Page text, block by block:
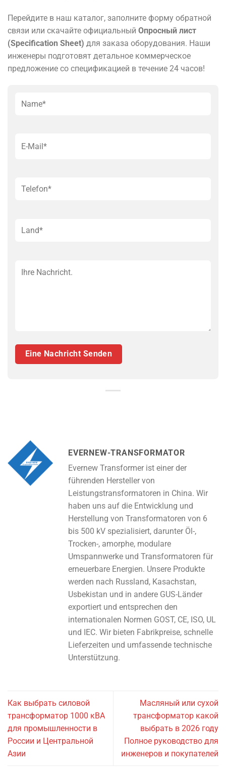
Перейдите в наш каталог, заполните форму обратной
связи или скачайте официальный Опросный лист
(Specification Sheet) для заказа оборудования. Наши
инженеры подготовят детальное коммерческое
предложение со спецификацией в течение 24 часов!
EVERNEW-TRANSFORMATOR
Evernew Transformer ist einer der
führenden Hersteller von
Leistungstransformatoren in China. Wir
haben uns auf die Entwicklung und
Herstellung von Transformatoren von 6
bis 500 kV spezialisiert, darunter Öl-,
Trocken-, amorphe, modulare
Umspannwerke und Transformatoren für
erneuerbare Energien. Unsere Produkte
werden nach Russland, Kasachstan,
Usbekistan und in andere GUS-Länder
exportiert und entsprechen den
internationalen Normen GOST, CE, ISO, UL
und IEC. Wir bieten Fabrikpreise, schnelle
Lieferzeiten und umfassende technische
Unterstützung.
Как выбрать силовой
трансформатор 1000 кВА
для промышленности в
России и Центральной
Азии
Масляный или сухой
трансформатор какой
выбрать в 2026 году
Полное руководство для
инженеров и покупателей